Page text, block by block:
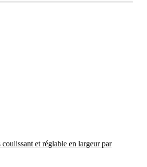
coulissant et réglable en largeur par